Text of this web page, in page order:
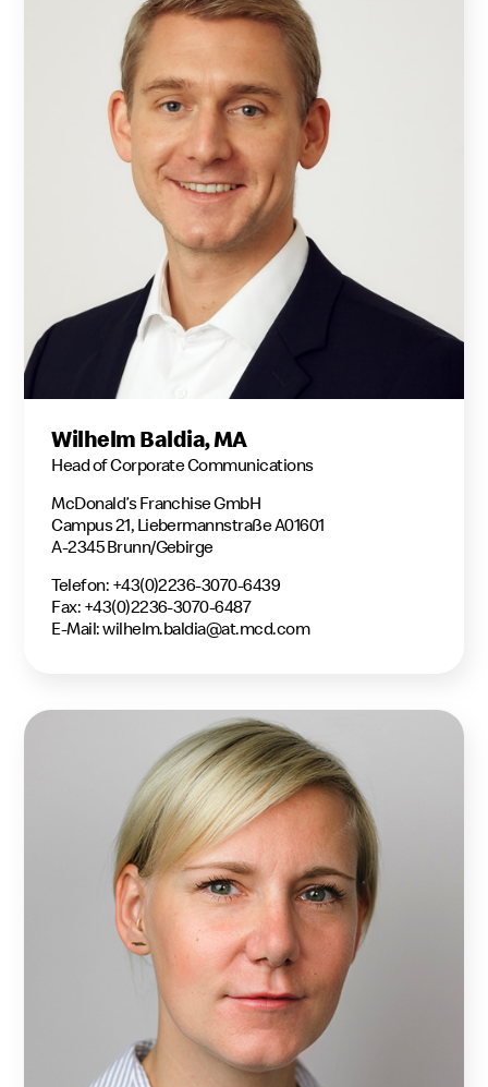
Wilhelm Baldia, MA
Head of Corporate Communications
McDonald’s Franchise GmbH
Campus 21, Liebermannstraße A01601
A-2345 Brunn/Gebirge
Telefon: +43(0)2236-3070-6439
Fax: +43(0)2236-3070-6487
E-Mail:wilhelm.baldia@at.mcd.com